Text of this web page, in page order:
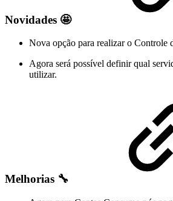
Novidades 🤩
Nova opção para realizar o Controle
Agora será possível definir qual
utilizar.
Melhorias 🔧